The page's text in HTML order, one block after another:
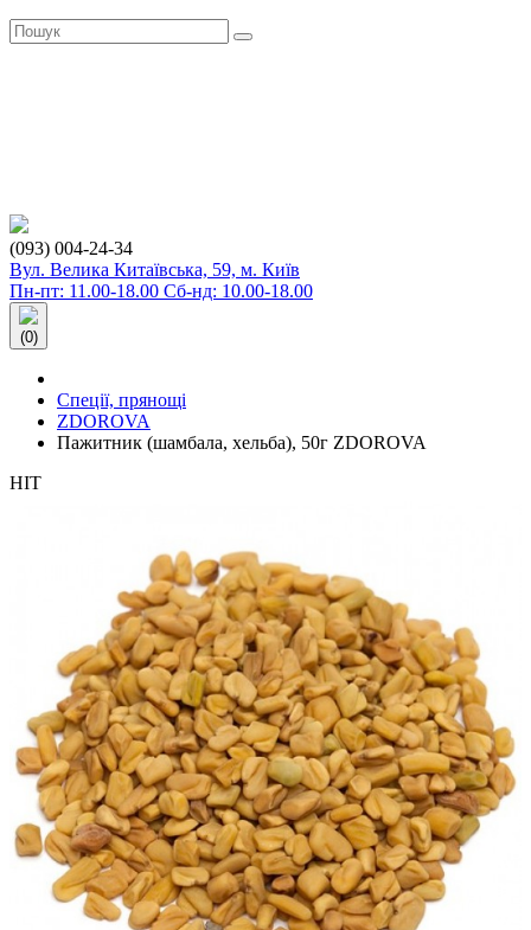
(093) 004-24-34
Вул. Велика Китаївська, 59, м. Київ
Пн-пт: 11.00-18.00 Сб-нд: 10.00-18.00
(0)
Спеції, прянощі
ZDOROVA
Пажитник (шамбала, хельба), 50г ZDOROVA
HIT